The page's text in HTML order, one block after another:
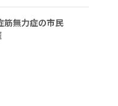
無力症の市民